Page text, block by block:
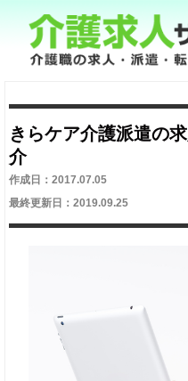
きらケア介護派遣の
介
作成日：2017.07.05
最終更新日：2019.09.25